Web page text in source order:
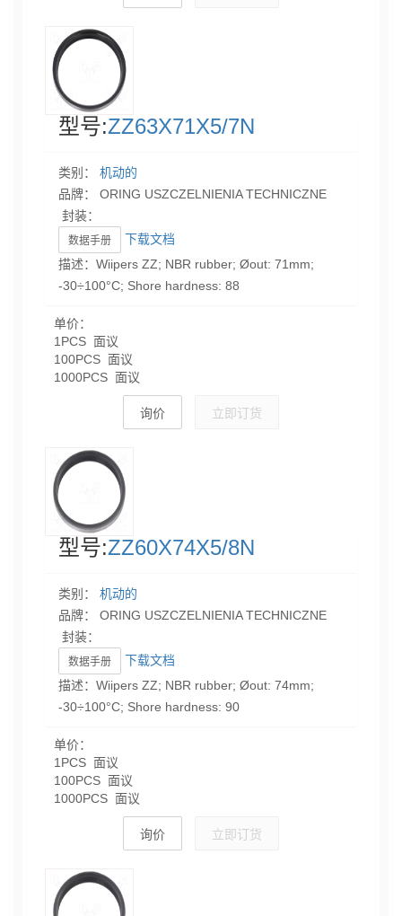
型号:ZZ63X71X5/7N
类别： 机动的
品牌： ORING USZCZELNIENIA TECHNICZNE
封装：
数据手册
下载文档
描述：Wiipers ZZ; NBR rubber; Øout: 71mm;
-30÷100°C; Shore hardness: 88
单价：
1PCS 面议
100PCS 面议
1000PCS 面议
询价 立即订货
型号:ZZ60X74X5/8N
类别： 机动的
品牌： ORING USZCZELNIENIA TECHNICZNE
封装：
数据手册
下载文档
描述：Wiipers ZZ; NBR rubber; Øout: 74mm;
-30÷100°C; Shore hardness: 90
单价：
1PCS 面议
100PCS 面议
1000PCS 面议
询价 立即订货